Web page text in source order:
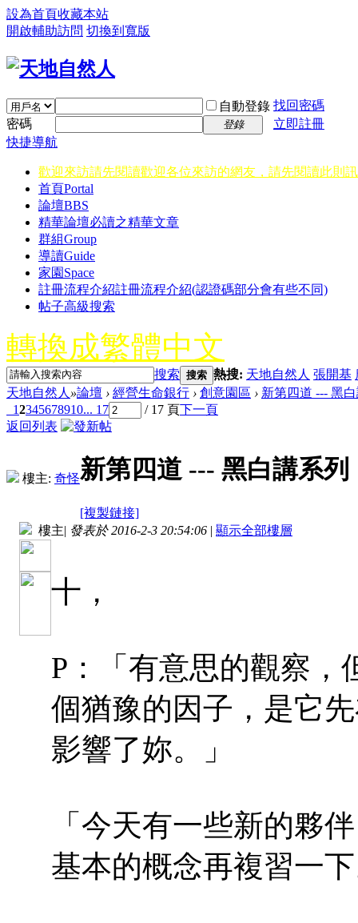
設為首頁收藏本站
開啟輔助訪問 切換到寬版
自動登錄 找回密碼
密碼
登錄
立即註冊
快捷導航
歡迎來訪請先閱讀歡迎各位來訪的網友，請先閱讀此則
首頁Portal
論壇BBS
精華論壇必讀之精華文章
群組Group
導讀Guide
家園 Space
註冊流程介紹註冊流程介紹(認證碼部分會有些不同)
帖子高級搜索
轉換成繁體中文
搜索 搜索 熱搜: 天地自然人 張開基
天地自然人 »論壇 › 經營生命銀行 › 創意園區 › 新第四道 --- 黑
12345678910... 17 / 17 頁下一頁
返回列表
樓主: 奇怪新第四道 --- 黑白講系列
[複製鏈接]
樓主| 發表於 2016-2-3 20:54:06 | 顯示全部樓層
十，
P：「有意思的觀察，
個猶豫的因子，是它
影響了妳。」
「今天有一些新的夥
基本的概念再複習一